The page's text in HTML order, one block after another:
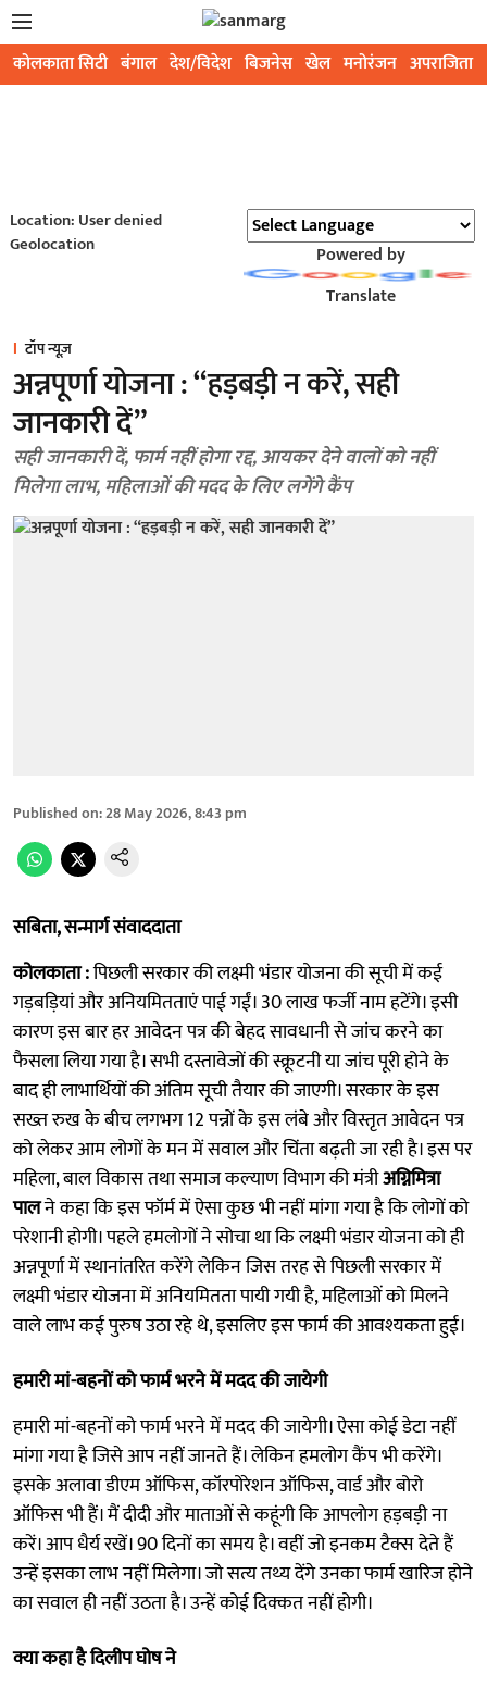
कोलकाता सिटी बंगाल देश/विदेश बिजनेस खेल मनोरंजन अपराजिता
Location: User denied
Geolocation
Powered by
Translate
टॉप न्यूज़
अन्नपूर्णा योजना : “हड़बड़ी न करें, सही
जानकारी दें”
सही जानकारी दें, फार्म नहीं होगा रद्द, आयकर देने वालों को नहीं
मिलेगा लाभ, महिलाओं की मदद के लिए लगेंगे कैंप
Published on:28 May 2026, 8:43 pm
सबिता, सन्मार्ग संवाददाता
कोलकाता :पिछली सरकार की लक्ष्मी भंडार योजना की सूची में कई
गड़बड़ियां और अनियमितताएं पाई गईं। 30 लाख फर्जी नाम हटेंगे। इसी
कारण इस बार हर आवेदन पत्र की बेहद सावधानी से जांच करने का
फैसला लिया गया है। सभी दस्तावेजों की स्क्रूटनी या जांच पूरी होने के
बाद ही लाभार्थियों की अंतिम सूची तैयार की जाएगी। सरकार के इस
सख्त रुख के बीच लगभग 12 पन्नों के इस लंबे और विस्तृत आवेदन पत्र
को लेकर आम लोगों के मन में सवाल और चिंता बढ़ती जा रही है। इस पर
महिला, बाल विकास तथा समाज कल्याण विभाग की मंत्रीअग्निमित्रा
पालने कहा कि इस फॉर्म में ऐसा कुछ भी नहीं मांगा गया है कि लोगों को
परेशानी होगी। पहले हमलोगों ने सोचा था कि लक्ष्मी भंडार योजना को ही
अन्नपूर्णा में स्थानांतरित करेंगे लेकिन जिस तरह से पिछली सरकार में
लक्ष्मी भंडार योजना में अनियमितता पायी गयी है, महिलाओं को मिलने
वाले लाभ कई पुरुष उठा रहे थे, इसलिए इस फार्म की आवश्यकता हुई।
हमारी मां-बहनों को फार्म भरने में मदद की जायेगी
हमारी मां-बहनों को फार्म भरने में मदद की जायेगी। ऐसा कोई डेटा नहीं
मांगा गया है जिसे आप नहीं जानते हैं। लेकिन हमलोग कैंप भी करेंगे।
इसके अलावा डीएम ऑफिस, कॉरपोरेशन ऑफिस, वार्ड और बोरो
ऑफिस भी हैं। मैं दीदी और माताओं से कहूंगी कि आपलाेग हड़बड़ी ना
करें। आप धैर्य रखें। 90 दिनों का समय है। वहीं जो इनकम टैक्स देते हैं
उन्हें इसका लाभ नहीं मिलेगा। जो सत्य तथ्य देंगे उनका फार्म खारिज होने
का सवाल ही नहीं उठता है। उन्हें कोई दिक्कत नहीं होगी।
क्या कहा है दिलीप घोष ने